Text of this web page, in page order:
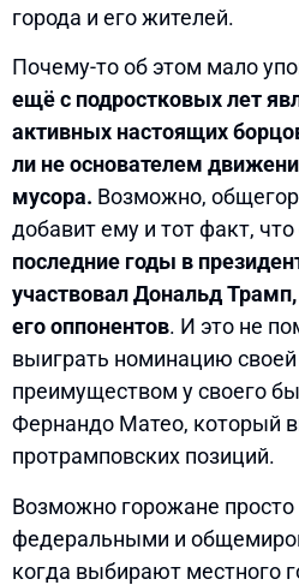
города и его жителей.
Почему-то об этом мало
ещё с подростковых лет
активных настоящих
ли не основателем
мусора. Возможно,
добавит ему и тот факт, что
последние годы в
участвовал Дональд
его оппонентов. И это не
выиграть номинацию
преимуществом у своего
Фернандо Матео, который
протрамповских позиций.
Возможно горожане
федеральными и
когда выбирают местного